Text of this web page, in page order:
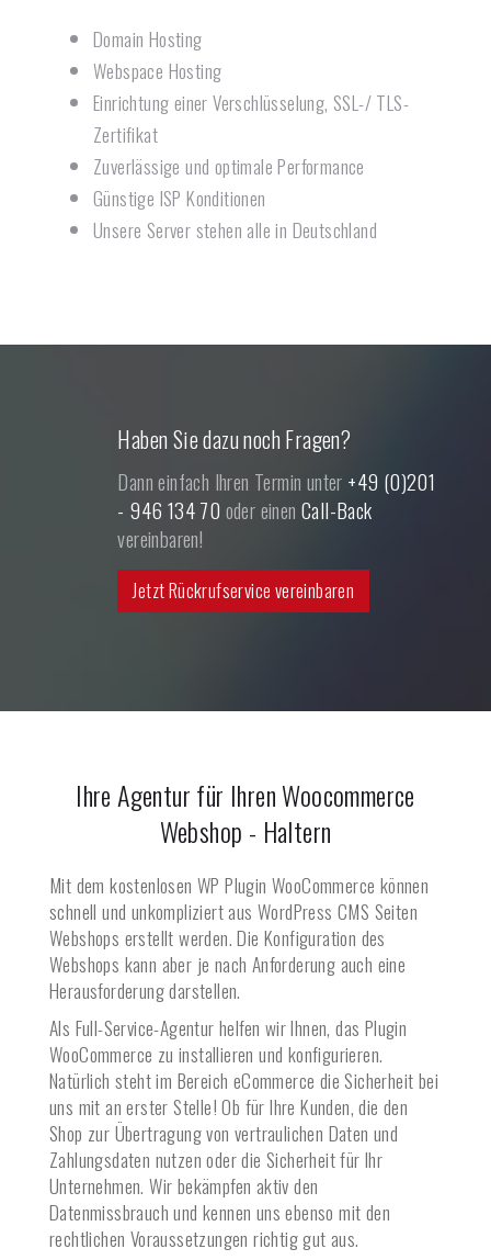
Domain Hosting
Webspace Hosting
Einrichtung einer Verschlüsselung, SSL-/ TLS-
Zertifikat
Zuverlässige und optimale Performance
Günstige ISP Konditionen
Unsere Server stehen alle in Deutschland
Haben Sie dazu noch Fragen?
Dann einfach Ihren Termin unter +49 (0)201
- 946 134 70 oder einen Call-Back
vereinbaren!
Jetzt Rückrufservice vereinbaren
Ihre Agentur für Ihren Woocommerce
Webshop - Haltern
Mit dem kostenlosen WP Plugin WooCommerce können
schnell und unkompliziert aus WordPress CMS Seiten
Webshops erstellt werden. Die Konfiguration des
Webshops kann aber je nach Anforderung auch eine
Herausforderung darstellen.
Als Full-Service-Agentur helfen wir Ihnen, das Plugin
WooCommerce zu installieren und konfigurieren.
Natürlich steht im Bereich eCommerce die Sicherheit bei
uns mit an erster Stelle! Ob für Ihre Kunden, die den
Shop zur Übertragung von vertraulichen Daten und
Zahlungsdaten nutzen oder die Sicherheit für Ihr
Unternehmen. Wir bekämpfen aktiv den
Datenmissbrauch und kennen uns ebenso mit den
rechtlichen Voraussetzungen richtig gut aus.